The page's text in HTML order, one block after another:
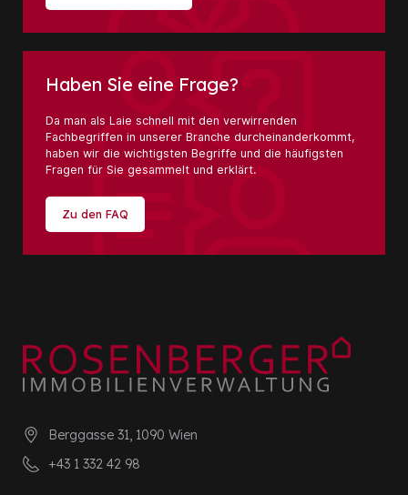
Haben Sie eine Frage?
Da man als Laie schnell mit den verwirrenden
Fachbegriffen in unserer Branche durcheinanderkommt,
haben wir die wichtigsten Begriffe und die häufigsten
Fragen für Sie gesammelt und erklärt.
Zu den FAQ
Berggasse 31, 1090 Wien
+43 1 332 42 98